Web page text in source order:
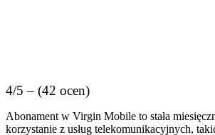
4/5 – (42 ocen)
Abonament w Virgin Mobile to stała
korzystanie z usług telekomunikacyjnych,